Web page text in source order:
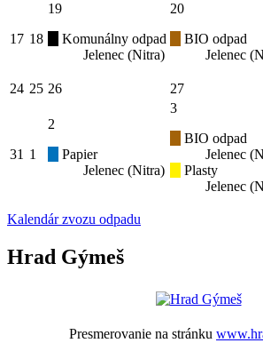
17 18
19
Komunálny odpad
Jelenec (Nitra)
20
BIO odpad
Jelenec
24 25 26 27
31 1
2
Papier
Jelenec (Nitra)
3
BIO odpad
Jelenec
Plasty
Jelenec
Kalendár zvozu odpadu
Hrad Gýmeš
Presmerovanie na stránku